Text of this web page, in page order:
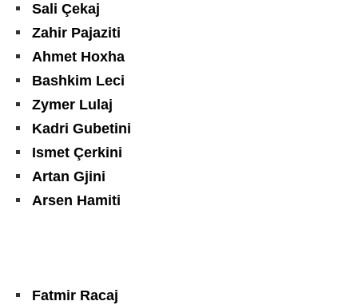
Sali Çekaj
Zahir Pajaziti
Ahmet Hoxha
Bashkim Leci
Zymer Lulaj
Kadri Gubetini
Ismet Çerkini
Artan Gjini
Arsen Hamiti
Fatmir Racaj